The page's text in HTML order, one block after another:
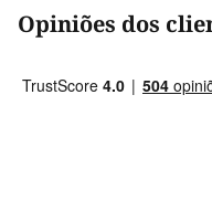
Opiniões dos